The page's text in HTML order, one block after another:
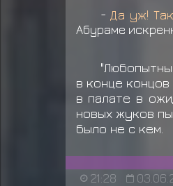
- Да уж!
Абураме
в конце
в палате в
новых жуков
было не с кем.
21:28